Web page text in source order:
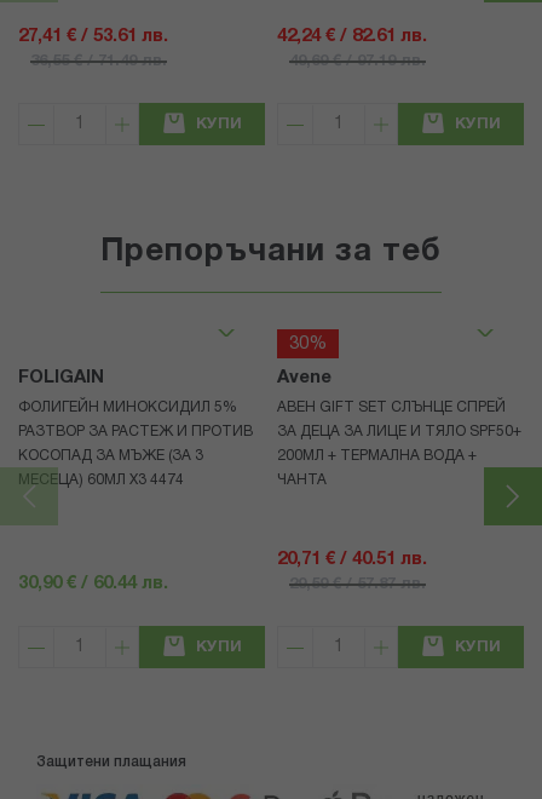
27,41 € / 53.61 лв.
36,55 € / 71.49 лв.
КУПИ
42,24 € / 82.61 лв.
49,69 € / 97.19 лв.
КУПИ
Препоръчани за теб
FOLIGAIN
ФОЛИГЕЙН МИНОКСИДИЛ 5%
РАЗТВОР ЗА РАСТЕЖ И ПРОТИВ
КОСОПАД ЗА МЪЖЕ (ЗА 3
МЕСЕЦА) 60МЛ X3 4474
30,90 € / 60.44 лв.
КУПИ
30%
Avene
АВЕН GIFT SET СЛЪНЦЕ СПРЕЙ
ЗА ДЕЦА ЗА ЛИЦЕ И ТЯЛО SPF50+
200МЛ + ТЕРМАЛНА ВОДА +
ЧАНТА
20,71 € / 40.51 лв.
29,59 € / 57.87 лв.
КУПИ
Защитени плащания